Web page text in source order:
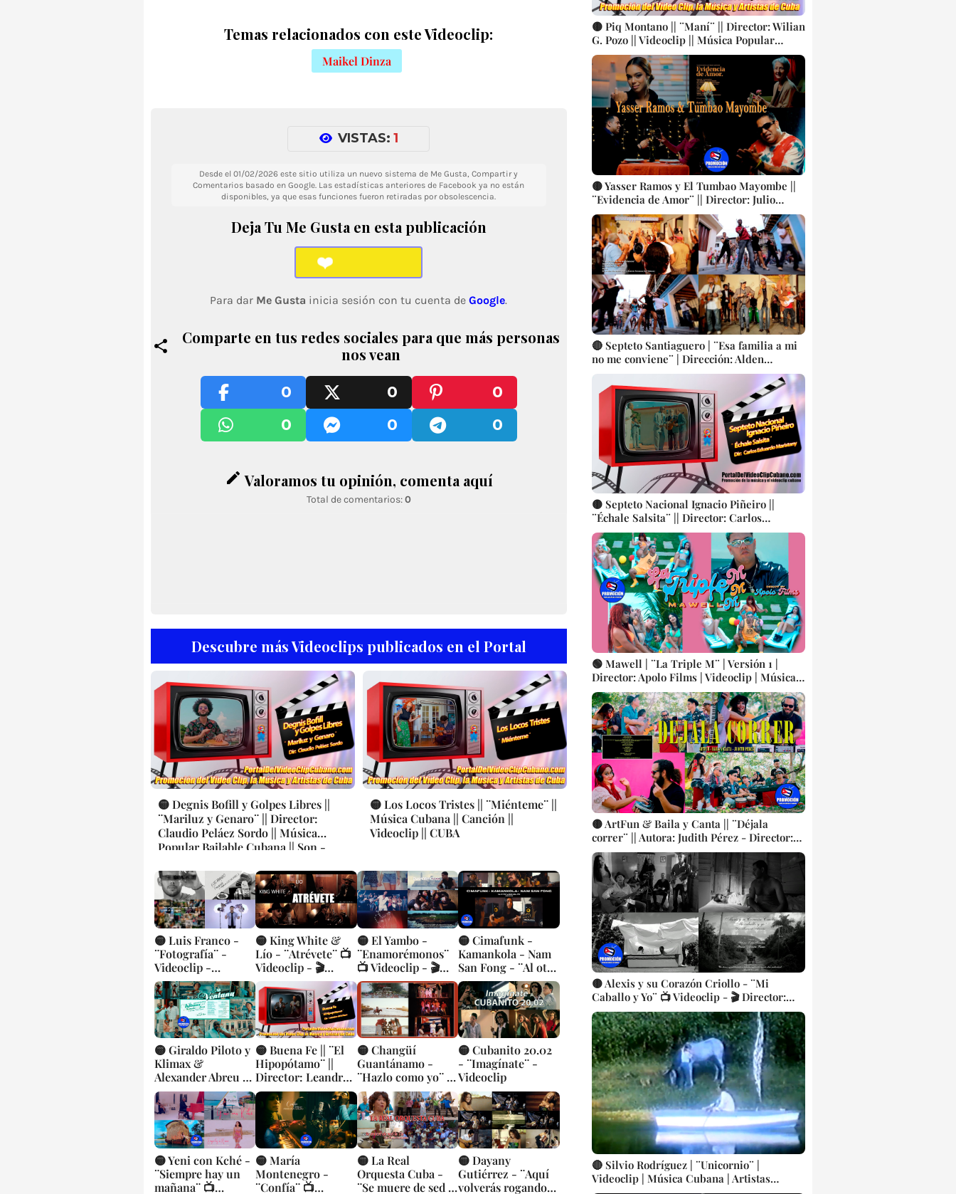
Temas relacionados con este Videoclip:
Maikel Dinza
VISTAS: 1
Desde el 01/02/2026 este sitio utiliza un nuevo sistema de Me Gusta, Compartir y
Comentarios basado en Google. Las estadísticas anteriores de Facebook ya no están
disponibles, ya que esas funciones fueron retiradas por obsolescencia.
Deja Tu Me Gusta en esta publicación
❤️
Para dar Me Gusta inicia sesión con tu cuenta deGoogle.
Comparte en tus redes sociales para que más personas
nos vean
0
0
0
0
0 0
edit Valoramos tu opinión, comenta aquí
Total de comentarios:0
Descubre más Videoclips publicados en el Portal
🟡 Degnis Bofill y Golpes Libres ||
¨Mariluz y Genaro¨ || Director:
Claudio Peláez Sordo || Música
Popular Bailable Cubana || Son -
🟡 Los Locos Tristes || ¨Miénteme¨ ||
Música Cubana || Canción ||
Videoclip || CUBA
🟡 Luis Franco -
¨Fotografía¨ -
Videoclip -
Dirección: Luis
Najmías Jr
🟡 King White &
Lío - ¨Atrévete¨ 📺
Videoclip - 🎬
Director: Ernesto
Pérez
🟡 El Yambo -
¨Enamorémonos¨
📺 Videoclip - 🎬
Director: Rey
Pérez
🟡 Cimafunk -
Kamankola - Nam
San Fong - ¨Al otro
lado del río¨ 📺
Videoclip
🟡 Giraldo Piloto y
Klimax &
Alexander Abreu -
¨Mi ventana¨ 📺
Videoclip - 🎬
Director: Joseph
Ros. CUBA
🟡 Buena Fe || ¨El
Hipopótamo¨ ||
Director: Leandro
de la Rosa || Música
cubana || Videoclip
|| CUBA
🟡 Changüí
Guantánamo -
¨Hazlo como yo¨ 📺
Videoclip - 🎬
Director: Carlos
Gómez
🟡 Cubanito 20.02
- ¨Imagínate¨ -
Videoclip
🟡 Yeni con Kché -
¨Siempre hay un
mañana¨ 📺
🟡 María
Montenegro -
¨Confía¨ 📺
🟡 La Real
Orquesta Cuba -
¨Se muere de sed la
🟡 Dayany
Gutiérrez - ¨Aquí
volverás rogando¨
🟡 Piq Montano || ¨Maní¨ || Director: Wilian
G. Pozo || Videoclip || Música Popular
Tradicional Bailable Cubana || CONGA ||
CUBA
🟡 Yasser Ramos y El Tumbao Mayombe ||
¨Evidencia de Amor¨ || Director: Julio
Martínez || Música popular bailable
cubana || EGREM || Videoclip || CUBA
🔴 Septeto Santiaguero | ¨Esa familia a mi
no me conviene¨ | Dirección: Alden
González - Aramis Fonseca | Videoclip |
Música Popular Bailable tradicional
Cubana | Artistas Cubanos | Canción |
CUBA
🟡 Septeto Nacional Ignacio Piñeiro ||
¨Échale Salsita¨ || Director: Carlos
Eduardo Maristany || Producciones Colibrí
|| SON || Música Tradicional Cubana ||
Videoclip || CUBA
🟢 Mawell | ¨La Triple M¨ | Versión 1 |
Director: Apolo Films | Videoclip | Música
Cubana | Artistas | CUBA
🟡 ArtFun & Baila y Canta || ¨Déjala
correr¨ || Autora: Judith Pérez - Director:
Luis Manuel Reyes || Asociación Hermanos
Saíz (AHS) || Música electrónica cubana ||
Videoclip || CUBA
🟡 Alexis y su Corazón Criollo - ¨Mi
Caballo y Yo¨ 📺 Videoclip - 🎬 Director:
Fernando Almeida. CUBA
🔴 Silvio Rodríguez | ¨Unicornio¨ |
Videoclip | Música Cubana | Artistas